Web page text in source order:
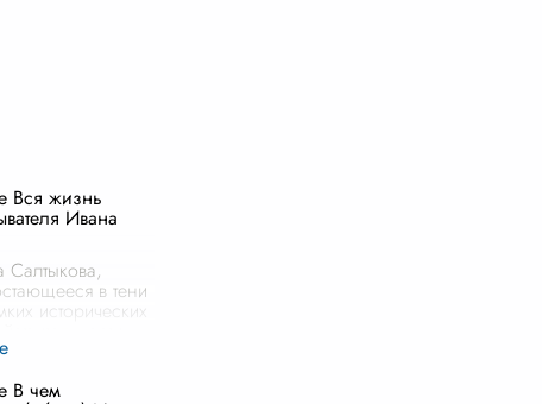
Вся жизнь
Ивана
в тени
исторических
собой
В чем